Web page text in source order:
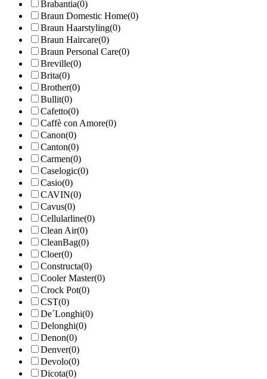
Brabantia(0)
Braun Domestic Home(0)
Braun Haarstyling(0)
Braun Haircare(0)
Braun Personal Care(0)
Breville(0)
Brita(0)
Brother(0)
Bullit(0)
Cafetto(0)
Caffè con Amore(0)
Canon(0)
Canton(0)
Carmen(0)
Caselogic(0)
Casio(0)
CAVIN(0)
Cavus(0)
Cellularline(0)
Clean Air(0)
CleanBag(0)
Cloer(0)
Constructa(0)
Cooler Master(0)
Crock Pot(0)
CST(0)
De´Longhi(0)
Delonghi(0)
Denon(0)
Denver(0)
Devolo(0)
Dicota(0)